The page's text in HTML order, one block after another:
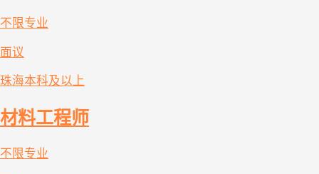
不限专业
面议
珠海本科及以上
材料工程师
不限专业